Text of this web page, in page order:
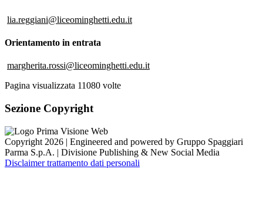
lia.reggiani@liceominghetti.edu.it
Orientamento in entrata
margherita.rossi@liceominghetti.edu.it
Pagina visualizzata 11080 volte
Sezione Copyright
Copyright 2026 | Engineered and powered by Gruppo Spaggiari
Parma S.p.A. | Divisione Publishing & New Social Media
Disclaimer trattamento dati personali